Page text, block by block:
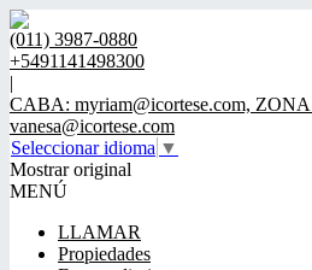
(011) 3987-0880
+5491141498300
|
CABA: myriam@icortese.com,
vanesa@icortese.com
Seleccionar idioma ▼
Mostrar original
MENÚ
LLAMAR
Propiedades